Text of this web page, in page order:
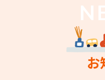
お